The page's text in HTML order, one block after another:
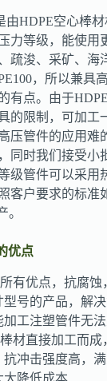
由HDPE空心棒
力等级，能使用
疏浚、采矿、海
，所以兼具
有点。由于
的限制，可加工
压管件的应用难
同时我们接受小
级管件可以采用
客户要求的标准
。
优点
有优点，抗腐蚀
号的产品，解
工注塑管件无
材直接加工而
冲击强度高，
大降低成本